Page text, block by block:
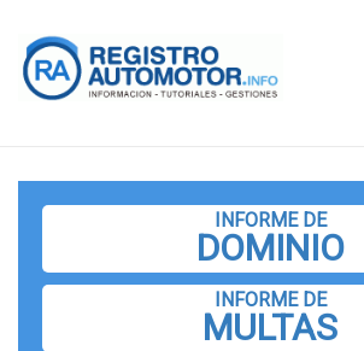
Saltar
principal
INFORME DE
DOMINIO
INFORME DE
MULTAS